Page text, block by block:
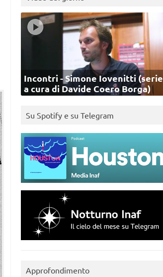
Incontri - Simone Iovenitti (serie
a cura di Davide Coero Borga)
Su Spotify e su Telegram
Approfondimento